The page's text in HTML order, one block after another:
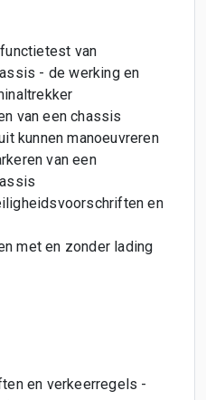
van
- de werking en
van een chassis
kunnen manoeuvreren
van een
en
met en zonder lading
en verkeerregels -